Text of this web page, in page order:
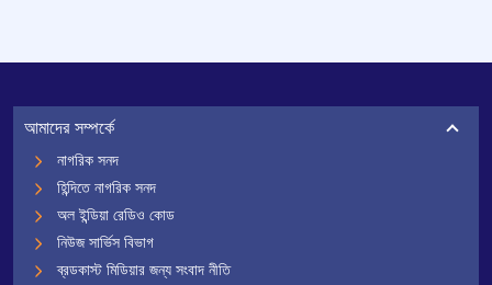
আমাদের সম্পর্কে
নাগরিক সনদ
হিন্দিতে নাগরিক সনদ
অল ইন্ডিয়া রেডিও কোড
নিউজ সার্ভিস বিভাগ
ব্রডকাস্ট মিডিয়ার জন্য সংবাদ নীতি